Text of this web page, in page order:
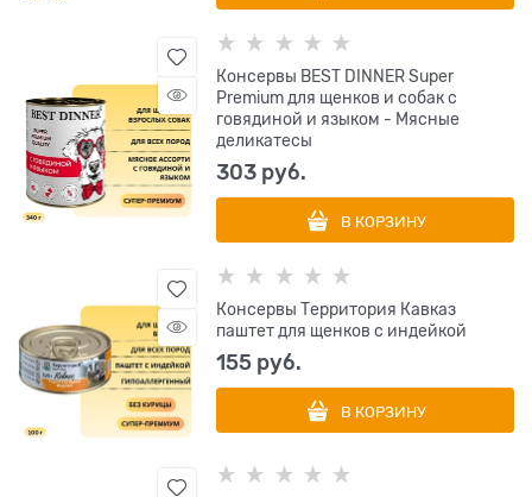
Консервы BEST DINNER Super
Premium для щенков и собак с
говядиной и языком - Мясные
деликатесы
303 руб.
В КОРЗИНУ
Консервы Территория Кавказ
паштет для щенков с индейкой
155 руб.
В КОРЗИНУ